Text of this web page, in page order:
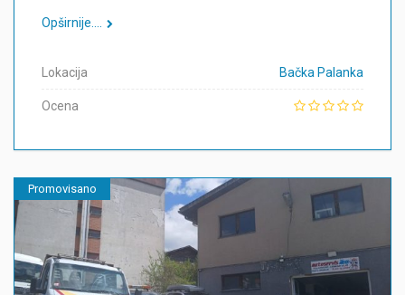
Opširnije....
Lokacija Bačka Palanka
Ocena
Promovisano